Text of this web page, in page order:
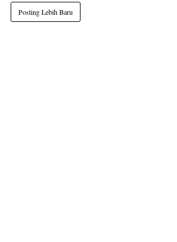
Posting Lebih Baru